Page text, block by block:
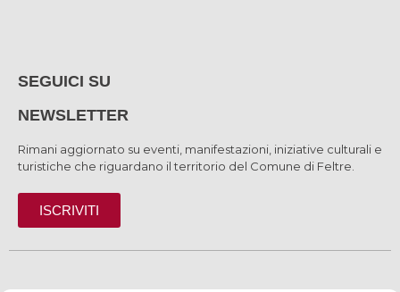
SEGUICI SU
NEWSLETTER
Rimani aggiornato su eventi, manifestazioni, iniziative culturali e
turistiche che riguardano il territorio del Comune di Feltre.
ISCRIVITI